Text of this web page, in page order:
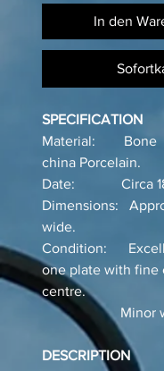
In den
SPECIFICATION
Material: Bone
china Porcelain.
Date: Circa
Dimensions:
wide.
Condition:
one plate with fine
centre.
Minor
DESCRIPTION